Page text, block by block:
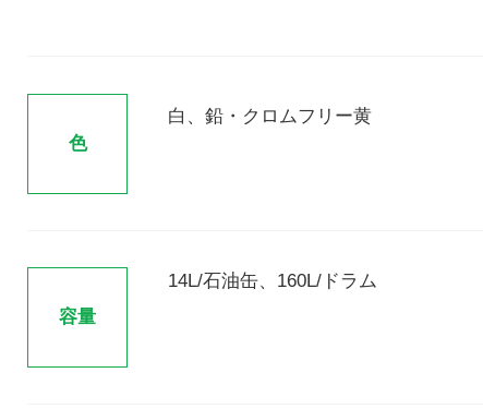
色
白、鉛・クロムフリー黄
容量
14L/石油缶、160L/ドラム